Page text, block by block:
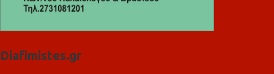
Diafimistes.gr